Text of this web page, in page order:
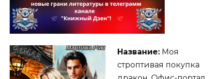
Название: Моя
строптивая покупка